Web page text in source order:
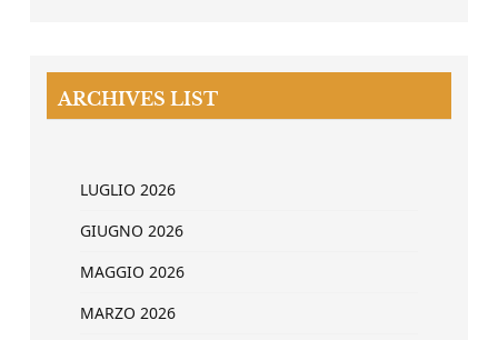
ARCHIVES LIST
LUGLIO 2026
GIUGNO 2026
MAGGIO 2026
MARZO 2026